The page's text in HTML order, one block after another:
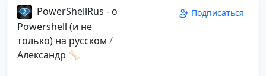
PowerShellRus - о
Powershell (и не
только) на русском /
Александр 🦴
Подписаться